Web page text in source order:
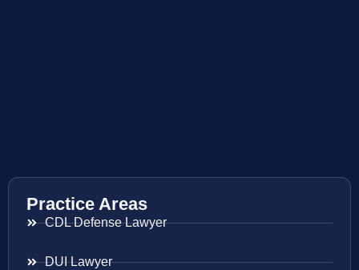
Practice Areas
CDL Defense Lawyer
DUI Lawyer